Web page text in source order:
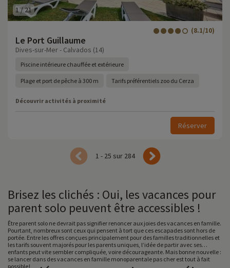
1/21
Le Port Guillaume
(8.1/10)
Dives-sur-Mer - Calvados (14)
Piscine intérieure chauffée et extérieure
Plage et port de pêche à 300 m Tarifs préférentiels zoo du Cerza
Découvrir activités à proximité
Réserver
1 - 25 sur 284
Brisez les clichés : Oui, les vacances pour
parent solo peuvent être accessibles !
Être parent solo ne devrait pas signifier renoncer aux joies des vacances en famille.
Pourtant, nombreux sont ceux qui pensent à tort que ces escapades sont hors de
portée. Entre les offres conçues principalement pour des familles traditionnelles et
les tarifs souvent majorés pour les parents uniques, l’idée de partir avec ses
enfants peut vite sembler compliquée, voire décourageante. Mais bonne nouvelle :
se lancer dans des vacances en famille monoparentale pas cher est tout à fait
possible !